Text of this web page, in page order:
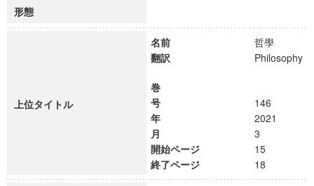
形態
上位タイトル
名前
哲學
翻訳
Philosophy
巻
号
146
年
2021
月
3
開始ページ
15
終了ページ
18